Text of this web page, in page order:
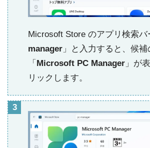
Microsoft Store のアプリ検索バ
manager 」と入力すると、候補
「 Microsoft PC Manager 」が
リックします。